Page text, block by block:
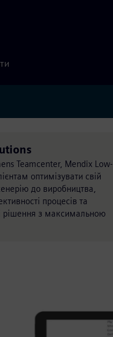
Teamcenter, Mendix Low-
оптимізувати свій
до виробництва,
процесів та
рішення з максимальною